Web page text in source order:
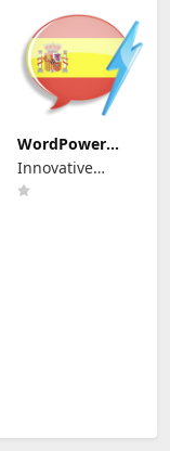
WordPower
Learn Spanish
Vocabulary
Innovative
Language